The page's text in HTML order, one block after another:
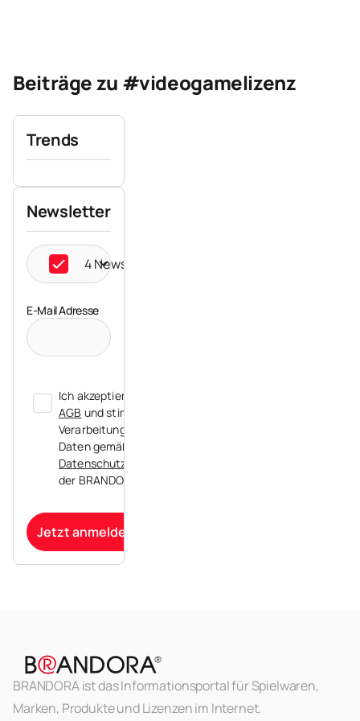
Beiträge zu #videogamelizenz
Trends
Newsletter
4 Newsletter ausgewählt
E-Mail Adresse
Ich akzeptiere die
AGB und stimme der
Verarbeitung meiner
Daten gemäß der
Datenschutzerklärung
der BRANDORA zu.
Jetzt anmelden
BRANDORA ist das Informationsportal für Spielwaren,
Marken, Produkte und Lizenzen im Internet.